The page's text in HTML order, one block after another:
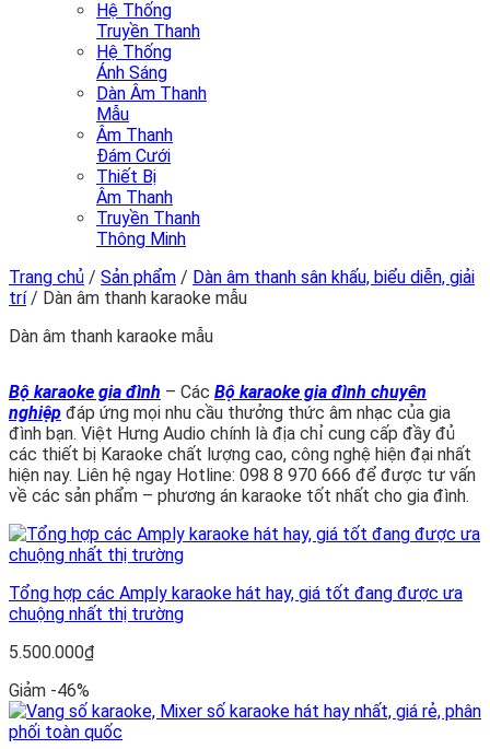
Hệ Thống
Truyền Thanh
Hệ Thống
Ánh Sáng
Dàn Âm Thanh
Mẫu
Âm Thanh
Đám Cưới
Thiết Bị
Âm Thanh
Truyền Thanh
Thông Minh
Trang chủ / Sản phẩm / Dàn âm thanh sân khấu, biểu diễn, giải
trí / Dàn âm thanh karaoke mẫu
Dàn âm thanh karaoke mẫu
Bộ karaoke gia đình – Các Bộ karaoke gia đình chuyên
nghiệp đáp ứng mọi nhu cầu thưởng thức âm nhạc của gia
đình bạn. Việt Hưng Audio chính là địa chỉ cung cấp đầy đủ
các thiết bị Karaoke chất lượng cao, công nghệ hiện đại nhất
hiện nay. Liên hệ ngay Hotline: 098 8 970 666 để được tư vấn
về các sản phẩm – phương án karaoke tốt nhất cho gia đình.
Tổng hợp các Amply karaoke hát hay, giá tốt đang được ưa
chuộng nhất thị trường
5.500.000₫
Giảm -46%